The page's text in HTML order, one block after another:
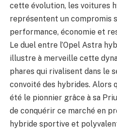
cette évolution, les voitures
représentent un compromis
performance, économie et
Le duel entre l’Opel Astra
illustre à merveille cette
phares qui rivalisent dans le
convoité des hybrides. Alors
été le pionnier grâce à sa
de conquérir ce marché en
hybride sportive et